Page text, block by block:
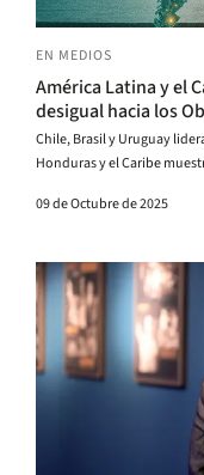
EN MEDIOS
América Latina y el
desigual hacia los
Colombia es sexta
Chile, Brasil y Uruguay
Honduras y el Caribe
09 de Octubre de 2025